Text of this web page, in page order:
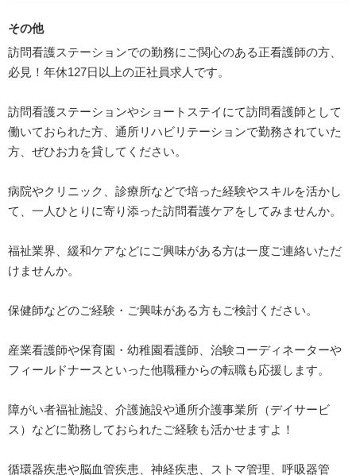
その他
訪問看護ステーションでの勤務にご関心のある正看護師の方、
必見！年休127日以上の正社員求人です。
訪問看護ステーションやショートステイにて訪問看護師として
働いておられた方、通所リハビリテーションで勤務されていた
方、ぜひお力を貸してください。
病院やクリニック、診療所などで培った経験やスキルを活かし
て、一人ひとりに寄り添った訪問看護ケアをしてみませんか。
福祉業界、緩和ケアなどにご興味がある方は一度ご連絡いただ
けませんか。
保健師などのご経験・ご興味がある方もご検討ください。
産業看護師や保育園・幼稚園看護師、治験コーディネーターや
フィールドナースといった他職種からの転職も応援します。
障がい者福祉施設、介護施設や通所介護事業所（デイサービ
ス）などに勤務しておられたご経験も活かせますよ！
循環器疾患や脳血管疾患、神経疾患、ストマ管理、呼吸器管